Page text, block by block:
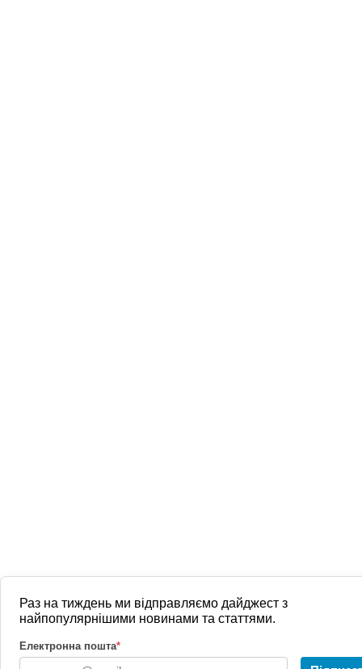
Раз на тиждень ми відправляємо дайджест з
найпопулярнішими новинами та статтями.
Електронна пошта*